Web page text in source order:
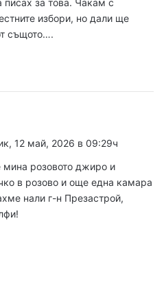
писах за това. Чакам с
избори, но дали ще
същото….
12 май, 2026 в 09:29ч
мина розовото джиро и
в розово и още една камара
нали г-н Презастрой,